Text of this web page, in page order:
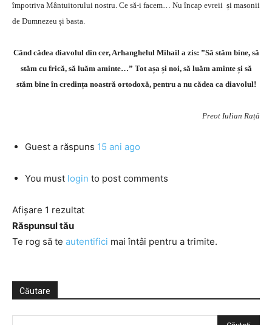
împotriva Mântuitorului nostru. Ce să-i facem… Nu încap evreii și masonii
de Dumnezeu și basta.
Când cădea diavolul din cer, Arhanghelul Mihail a zis: ”Să stăm bine, să
stăm cu frică, să luăm aminte…” Tot așa și noi, să luăm aminte și să
stăm bine în credința noastră ortodoxă, pentru a nu cădea ca diavolul!
Preot Iulian Rață
Guest a răspuns 15 ani ago
You must login to post comments
Afișare 1 rezultat
Răspunsul tău
Te rog să te autentifici mai întâi pentru a trimite.
Căutare